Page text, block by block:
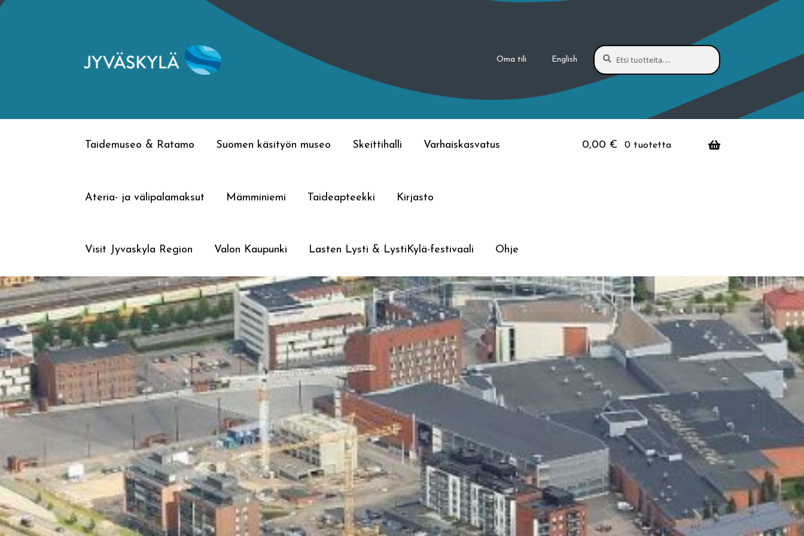
Siirry
Siirry
Oma tili English
Etsi:
Haku
Taidemuseo & Ratamo Suomen käsityön museo Skeittihalli Varhaiskasvatus
Ateria- ja välipalamaksut Mämminiemi Taideapteekki Kirjasto
Visit Jyvaskyla Region Valon Kaupunki Lasten Lysti & LystiKylä-festivaali Ohje
0,00 € 0 tuotetta